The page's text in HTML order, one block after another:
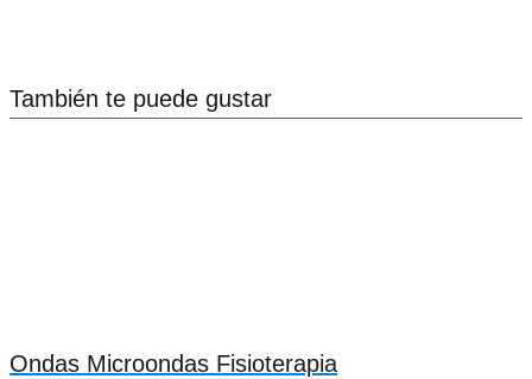
También te puede gustar
Ondas Microondas Fisioterapia